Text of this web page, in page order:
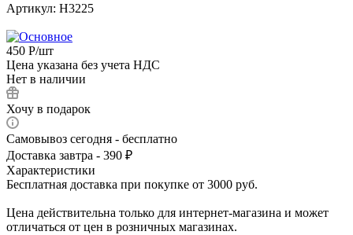
Артикул: Н3225
450 Р/шт
Цена указана без учета НДС
Нет в наличии
Хочу в подарок
Самовывоз сегодня - бесплатно
Доставка завтра - 390 ₽
Характеристики
Бесплатная доставка при покупке от 3000 руб.
Цена действительна только для интернет-магазина и может
отличаться от цен в розничных магазинах.